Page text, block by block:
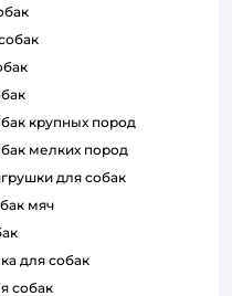
крупных пород
мелких пород
для собак
мяч
для собак
собак